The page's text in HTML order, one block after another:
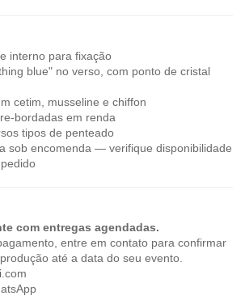
interno para fixação
blue" no verso, com ponto de cristal
cetim, musseline e chiffon
bordadas em renda
tipos de penteado
sob encomenda — verifique disponibilidade
com entregas agendadas.
entre em contato para confirmar
até a data do seu evento.